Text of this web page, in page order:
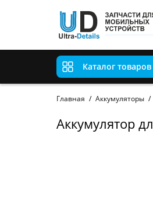
Каталог товаров
Главная Аккумуляторы
Аккумулятор